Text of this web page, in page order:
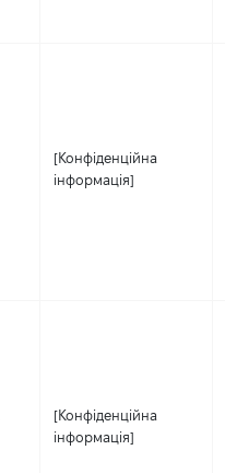
[Конфіденційна
інформація]
[Конфіденційна
інформація]